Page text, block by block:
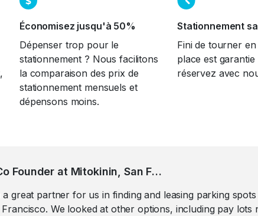
Économisez jusqu'à 50%
Dépenser trop pour le
stationnement ? Nous facilitons
la comparaison des prix de
stationnement mensuels et
dépensons moins.
Stationnement
Fini de tourner
place est
réservez avec
Daniel De Roulet, Co Founder at Mitokinin, San Francisco
great partner for us in finding and leasing parking
We looked at other options, including pay